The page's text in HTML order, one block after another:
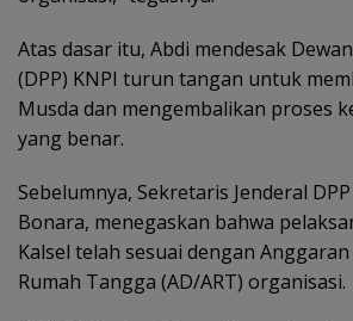
Atas dasar itu, Abdi mendesak
(DPP) KNPI turun tangan untuk
Musda dan mengembalikan proses
yang benar.
Sebelumnya, Sekretaris Jenderal
Bonara, menegaskan bahwa
Kalsel telah sesuai dengan
Rumah Tangga (AD/ART) organisasi.